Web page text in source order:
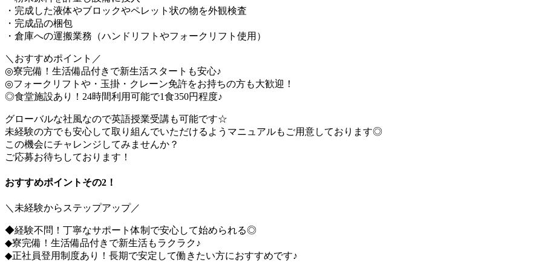
・完成した液体やブロックやペレット状の物を外観検査
・完成品の梱包
・倉庫への運搬業務（ハンドリフトやフォークリフト使用）
＼おすすめポイント／
◎寮完備！生活備品付きで新生活スタートも安心♪
◎フォークリフトや・玉掛・クレーン免許をお持ちの方も大歓迎！
◎食堂施設あり！24時間利用可能で1食350円程度♪
グローバルな社風なので英語授業受講も可能です☆
未経験の方でも安心して取り組んでいただけるようマニュアルもご用意しております◎
この機会にチャレンジしてみませんか？
ご応募お待ちしております！
おすすめポイントその2！
＼未経験からステップアップ／
◆経験不問！丁寧なサポート体制で安心して始められる◎
◆寮完備！生活備品付きで新生活もラクラク♪
◆正社員登用制度あり！長期で安定して働きたい方におすすめです♪